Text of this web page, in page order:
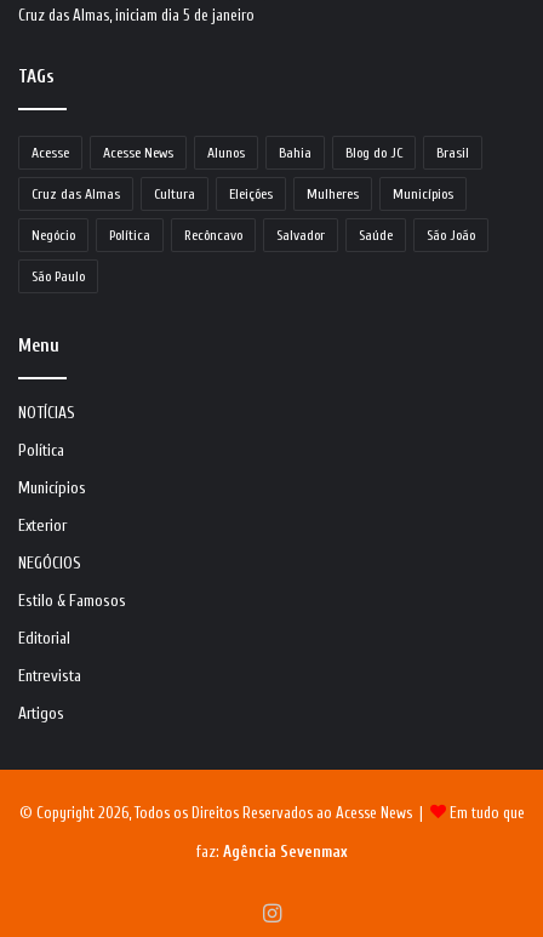
Cruz das Almas, iniciam dia 5 de janeiro
TAGs
Acesse Acesse News Alunos Bahia Blog do JC Brasil
Cruz das Almas Cultura Eleições Mulheres Municípios
Negócio Política Recôncavo Salvador Saúde São João
São Paulo
Menu
NOTÍCIAS
Política
Municípios
Exterior
NEGÓCIOS
Estilo & Famosos
Editorial
Entrevista
Artigos
© Copyright 2026, Todos os Direitos Reservados ao Acesse News | Em tudo que
faz: Agência Sevenmax
Instagram